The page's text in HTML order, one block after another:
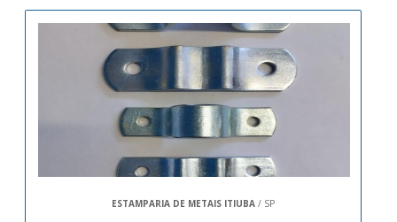
ESTAMPARIA DE METAIS ITIUBA / SP